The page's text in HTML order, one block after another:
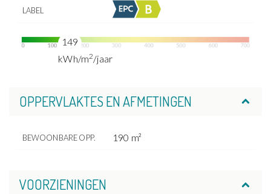
LABEL
149
kWh/m2/jaar
OPPERVLAKTES EN AFMETINGEN
BEWOONBARE OPP. 190 m²
VOORZIENINGEN